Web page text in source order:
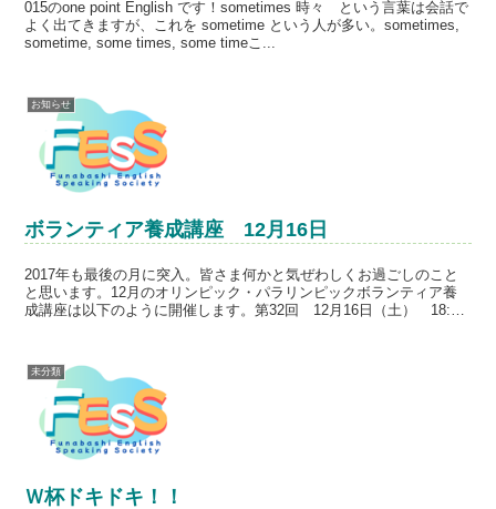
015のone point English です！sometimes 時々 という言葉は会話で
よく出てきますが、これを sometime という人が多い。sometimes,
sometime, some times, some timeこ...
お知らせ
ボランティア養成講座 12月16日
2017年も最後の月に突入。皆さま何かと気ぜわしくお過ごしのこと
と思います。12月のオリンピック・パラリンピックボランティア養
成講座は以下のように開催します。第32回 12月16日（土） 18:10-
未分類
Ｗ杯ドキドキ！！